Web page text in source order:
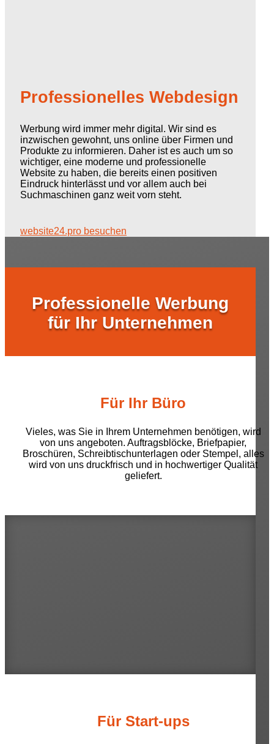
Professionelles Webdesign
Werbung wird immer mehr digital. Wir sind es
inzwischen gewohnt, uns online über Firmen und
Produkte zu informieren. Daher ist es auch um so
wichtiger, eine moderne und professionelle
Website zu haben, die bereits einen positiven
Eindruck hinterlässt und vor allem auch bei
Suchmaschinen ganz weit vorn steht.
website24.pro besuchen
Professionelle Werbung
für Ihr Unternehmen
Für Ihr Büro
Vieles, was Sie in Ihrem Unternehmen benötigen, wird
von uns angeboten. Auftragsblöcke, Briefpapier,
Broschüren, Schreibtischunterlagen oder Stempel, alles
wird von uns druckfrisch und in hochwertiger Qualität
geliefert.
Für Start-ups